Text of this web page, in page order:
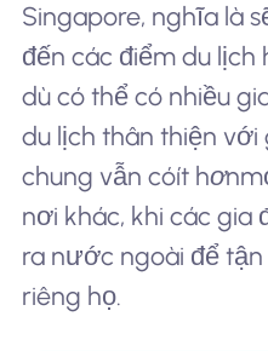
Singapore, nghĩa là
đến các điểm du lịch
dù có thể có nhiều
du lịch thân thiện với
chung vẫn cóít hơn
nơi khác, khi các gia
ra nước ngoài để
riêng họ.